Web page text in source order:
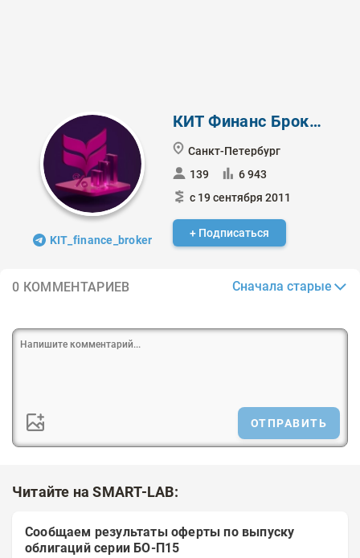
KIT_finance_broker
КИТ Финанс Брокер
Санкт-Петербург
139
6 943
с 19 сентября 2011
+ Подписаться
0 КОММЕНТАРИЕВ Сначала старые
ОТПРАВИТЬ
Читайте на SMART-LAB:
Сообщаем результаты оферты по выпуску
облигаций серии БО-П15